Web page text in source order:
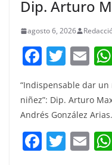
Dip. Arturo
agosto 6, 2026
F
c
e
b
o
T
w
itt
er
E
ai
l
“Indispensable dar
niñez”: Dip. Arturo
Andrés González
F T E